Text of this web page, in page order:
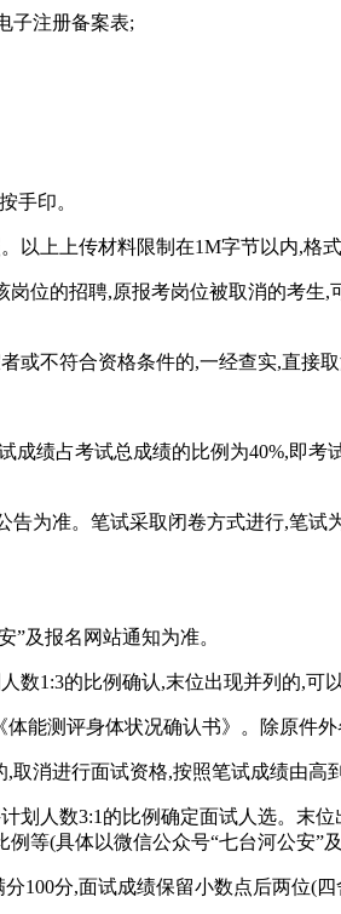
子注册备案表;
手印。
以上上传材料限制在1M字节以内,格式
位的招聘,原报考岗位被取消的考
或不符合资格条件的,一经查实,直接取
绩占考试总成绩的比例为40%,即
为准。笔试采取闭卷方式进行,笔
”及报名网站通知为准。
1:3的比例确认,末位出现并列的,可
能测评身体状况确认书》。除原件外
消进行面试资格,按照笔试成绩由高
划人数3:1的比例确定面试人选。末
等(具体以微信公众号“七台河公安”
分,面试成绩保留小数点后两位(四